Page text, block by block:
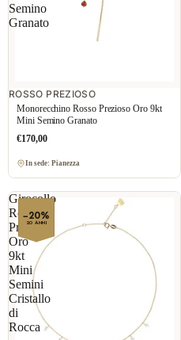
Semino
Granato
ROSSO PREZIOSO
Monorecchino Rosso Prezioso Oro 9kt
Mini Semino Granato
€170,00
In sede: Pianezza
Girocollo
Rosso
Prezioso
Oro
9kt
Mini
Semini
Cristallo
di
Rocca
−20%
20 ANNI